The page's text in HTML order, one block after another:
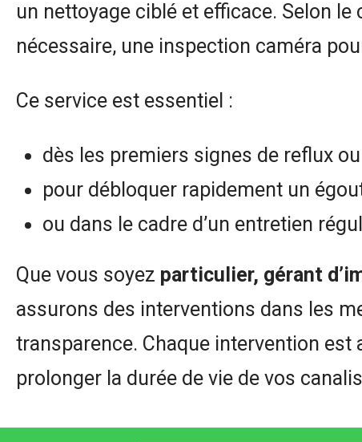
un nettoyage ciblé et efficace. Selon
nécessaire, une inspection caméra
Ce service est essentiel :
dès les premiers signes de reflux
pour débloquer rapidement un
ou dans le cadre d’un entretien
Que vous soyez particulier, gérant
assurons des interventions dans les
transparence. Chaque intervention est
prolonger la durée de vie de vos